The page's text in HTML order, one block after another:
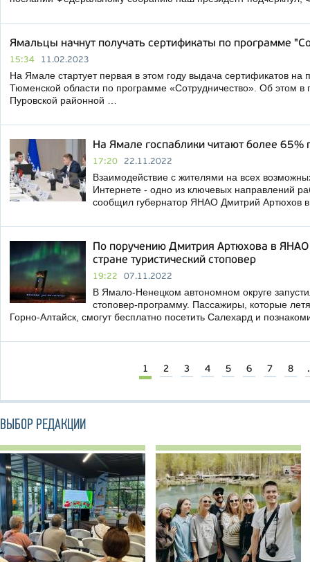
Ямальцы начнут получать сертификаты по программе
15:34 11.02.2023
На Ямале стартует первая в этом году выдача сертификатов на
Тюменской области по программе «Сотрудничество». Об этом
Пуровской районной …
На Ямале госпаблики читают более 65%
17:20 22.11.2022
Взаимодействие с жителями на всех
Интернете - одно из ключевых направлений
сообщил губернатор ЯНАО Дмитрий Артюхов
По поручению Дмитрия Артюхова в ЯНАО
стране туристический стоповер
19:22 07.11.2022
В Ямало-Ненецком автономном округе
стоповер-программу. Пассажиры, которые
Горно-Алтайск, смогут бесплатно посетить Салехард и
1 2 3 4 5 6 7 8
ВЫБОР РЕДАКЦИИ